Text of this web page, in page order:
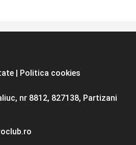
| Politica cookies
nr 8812, 827138, Partizani